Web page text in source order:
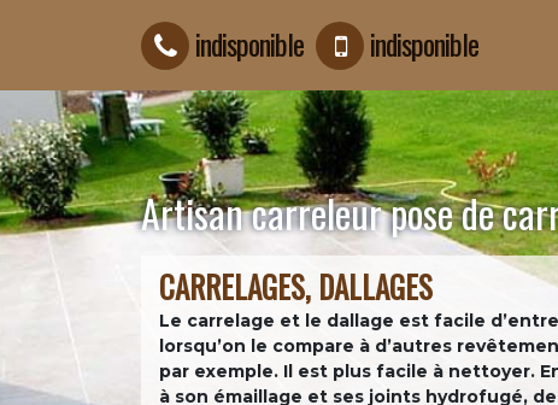
indisponible indisponible
Artisan carreleur pose de
CARRELAGES, DALLAGES
Le carrelage et le dallage est facile
lorsqu’on le compare à d’autres
par exemple. Il est plus facile à nettoyer.
à son émaillage et ses joints hydrofugé,